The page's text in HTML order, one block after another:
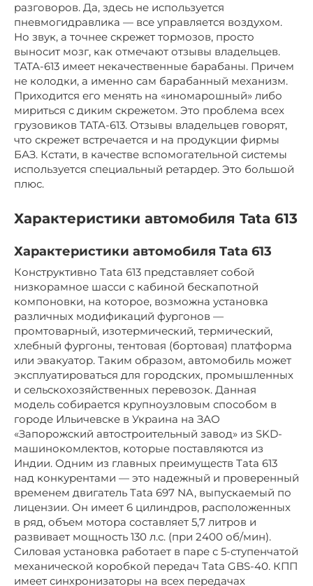
разговоров. Да, здесь не используется
пневмогидравлика — все управляется воздухом.
Но звук, а точнее скрежет тормозов, просто
выносит мозг, как отмечают отзывы владельцев.
ТАТА-613 имеет некачественные барабаны. Причем
не колодки, а именно сам барабанный механизм.
Приходится его менять на «иномарошный» либо
мириться с диким скрежетом. Это проблема всех
грузовиков ТАТА-613. Отзывы владельцев говорят,
что скрежет встречается и на продукции фирмы
БАЗ. Кстати, в качестве вспомогательной системы
используется специальный ретардер. Это большой
плюс.
Характеристики автомобиля Tata 613
Характеристики автомобиля Tata 613
Конструктивно Tata 613 представляет собой
низкорамное шасси с кабиной бескапотной
компоновки, на которое, возможна установка
различных модификаций фургонов —
промтоварный, изотермический, термический,
хлебный фургоны, тентовая (бортовая) платформа
или эвакуатор. Таким образом, автомобиль может
эксплуатироваться для городских, промышленных
и сельскохозяйственных перевозок. Данная
модель собирается крупноузловым способом в
городе Ильичевске в Украина на ЗАО
«Запорожский автостроительный завод» из SKD-
машинокомлектов, которые поставляются из
Индии. Одним из главных преимуществ Tata 613
над конкурентами — это надежный и проверенный
временем двигатель Tata 697 NA, выпускаемый по
лицензии. Он имеет 6 цилиндров, расположенных
в ряд, объем мотора составляет 5,7 литров и
развивает мощность 130 л.с. (при 2400 об/мин).
Силовая установка работает в паре с 5-ступенчатой
механической коробкой передач Tata GBS-40. КПП
имеет синхронизаторы на всех передачах